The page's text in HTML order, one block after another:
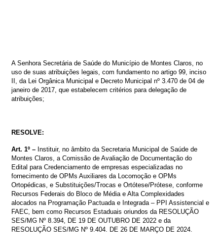
A Senhora Secretária de Saúde do Município de Montes Claros, no
uso de suas atribuições legais, com fundamento no artigo 99, inciso
II, da Lei Orgânica Municipal e Decreto Municipal nº 3.470 de 04 de
janeiro de 2017, que estabelecem critérios para delegação de
atribuições;
RESOLVE:
Art. 1º – Instituir, no âmbito da Secretaria Municipal de Saúde de
Montes Claros, a Comissão de Avaliação de Documentação do
Edital para Credenciamento de empresas especializadas no
fornecimento de OPMs Auxiliares da Locomoção e OPMs
Ortopédicas, e Substituições/Trocas e Ortótese/Prótese, conforme
Recursos Federais do Bloco de Média e Alta Complexidades
alocados na Programação Pactuada e Integrada – PPI Assistencial e
FAEC, bem como Recursos Estaduais oriundos da RESOLUÇÃO
SES/MG Nº 8.394, DE 19 DE OUTUBRO DE 2022 e da
RESOLUÇÃO SES/MG Nº 9.404. DE 26 DE MARÇO DE 2024.